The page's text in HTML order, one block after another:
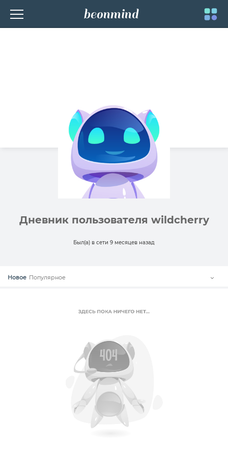
Toggle
beonmind
Дневник пользователя wildcherry
Был(а) в сети 9 месяцев назад
Новое Популярное